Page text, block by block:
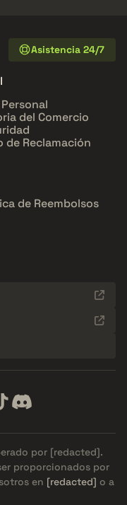
Asistencia 24/7
del Comercio
de Reclamación
de Reembolsos
por [redacted].
proporcionados por
en [redacted] o a